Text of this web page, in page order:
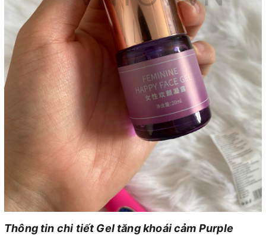
Thông tin chi tiết Gel tăng khoái cảm Purple